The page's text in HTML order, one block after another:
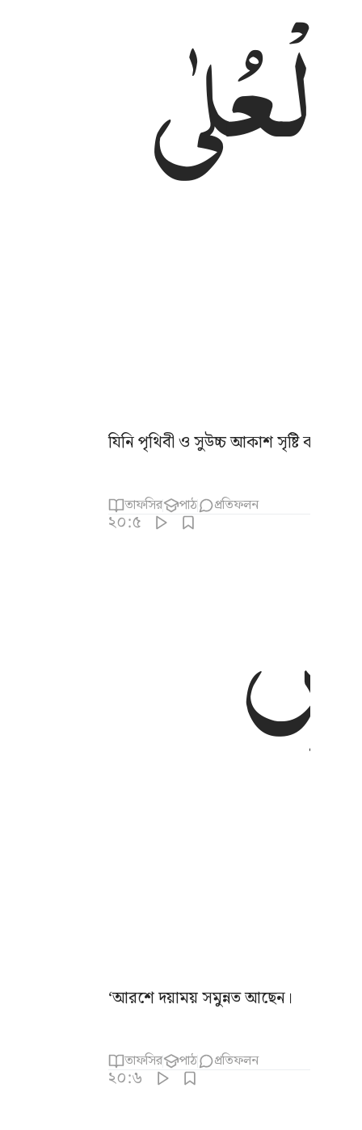
الْعُلٰی
যিনি পৃথিবী ও সুউচ্চ আকাশ সৃষ্টি করেছেন
তাফসির পাঠ প্রতিফলন
২০:৫
‘আরশে দয়াময় সমুন্নত আছেন।
তাফসির পাঠ প্রতিফলন
২০:৬